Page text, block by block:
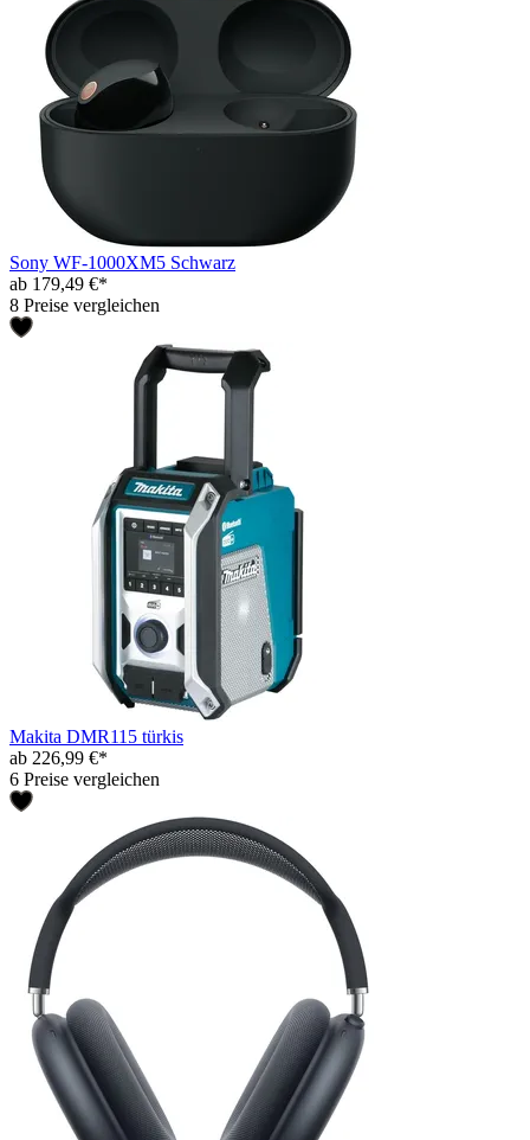
Sony WF-1000XM5 Schwarz
ab 179,49 €*
8 Preise vergleichen
Makita DMR115 türkis
ab 226,99 €*
6 Preise vergleichen